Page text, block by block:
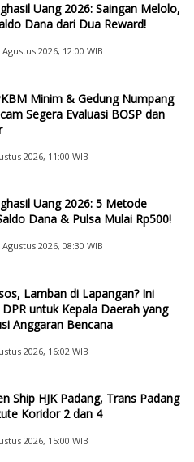
Uang 2026: Saingan Melolo,
Dana dari Dua Reward!
Agustus 2026, 12:00 WIB
Minim & Gedung Numpang
Segera Evaluasi BOSP dan
2026, 11:00 WIB
Uang 2026: 5 Metode
Dana & Pulsa Mulai Rp500!
Agustus 2026, 08:30 WIB
Lamban di Lapangan? Ini
untuk Kepala Daerah yang
Anggaran Bencana
2026, 16:02 WIB
Ship HJK Padang, Trans Padang
Koridor 2 dan 4
2026, 15:00 WIB